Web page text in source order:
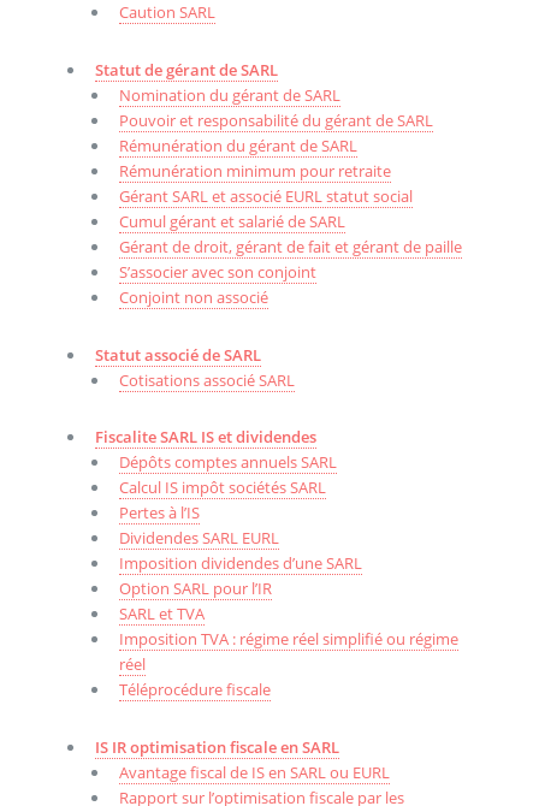
Caution SARL
Statut de gérant de SARL
Nomination du gérant de SARL
Pouvoir et responsabilité du gérant de SARL
Rémunération du gérant de SARL
Rémunération minimum pour retraite
Gérant SARL et associé EURL statut social
Cumul gérant et salarié de SARL
Gérant de droit, gérant de fait et gérant de paille
S’associer avec son conjoint
Conjoint non associé
Statut associé de SARL
Cotisations associé SARL
Fiscalite SARL IS et dividendes
Dépôts comptes annuels SARL
Calcul IS impôt sociétés SARL
Pertes à l’IS
Dividendes SARL EURL
Imposition dividendes d’une SARL
Option SARL pour l’IR
SARL et TVA
Imposition TVA : régime réel simplifié ou régime
réel
Téléprocédure fiscale
IS IR optimisation fiscale en SARL
Avantage fiscal de IS en SARL ou EURL
Rapport sur l’optimisation fiscale par les